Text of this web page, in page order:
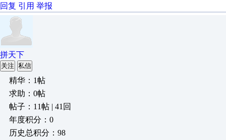
回复 引用 举报
拼天下
关注 私信
精华：1帖
求助：0帖
帖子：11帖 | 41回
年度积分：0
历史总积分：98